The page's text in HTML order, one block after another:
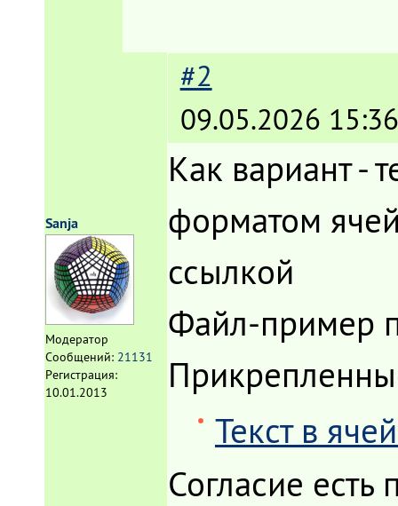
Sanja
Модератор
Сообщений: 21131
Регистрация:
10.01.2013
#2
09.05.2026
Как вариант -
форматом
ссылкой
Файл-пример
Текст в
Согласие